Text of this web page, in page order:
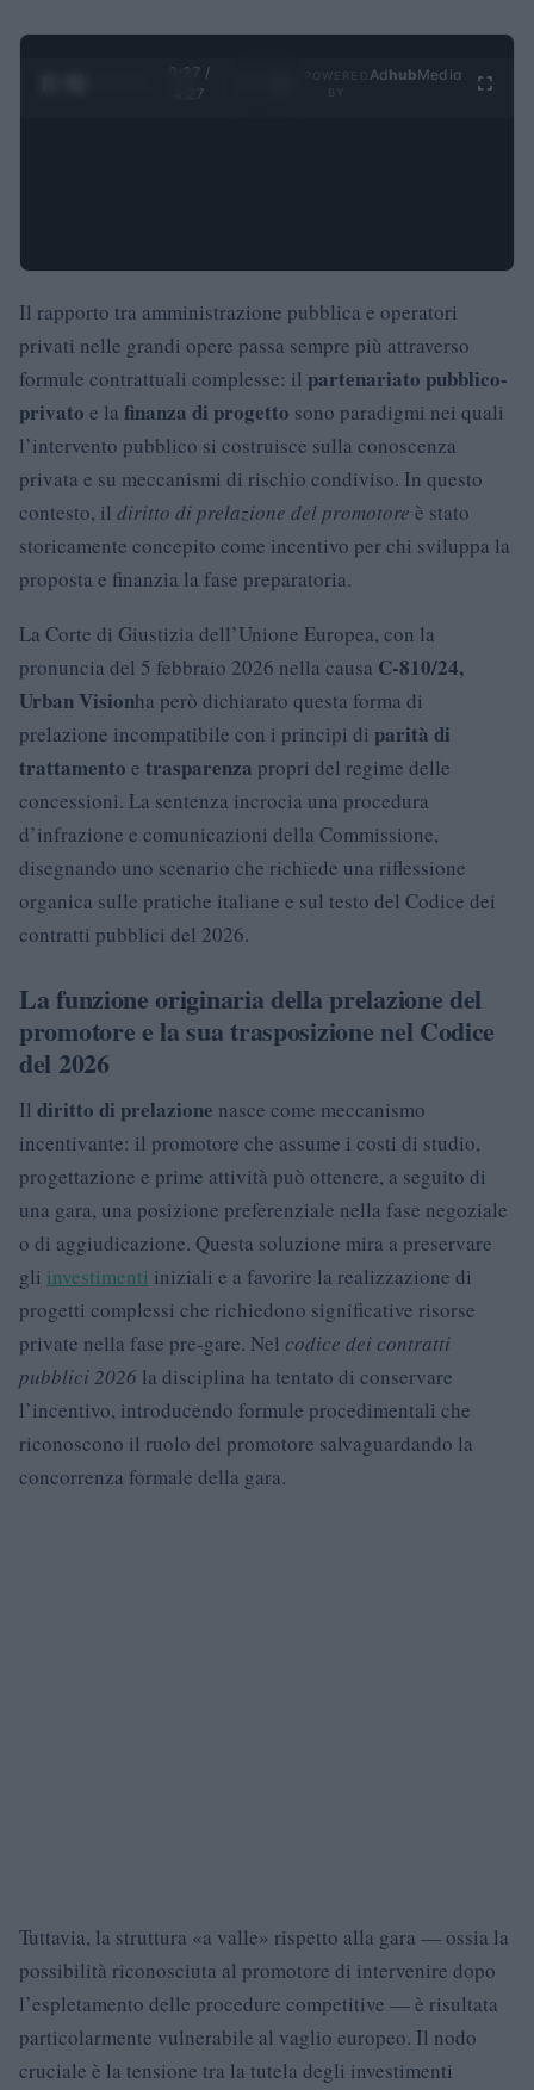
0:28 /
4:27
Ad hubMedia
Il rapporto tra amministrazione pubblica e operatori
privati nelle grandi opere passa sempre più attraverso
formule contrattuali complesse: il partenariato pubblico-
privato e la finanza di progetto sono paradigmi nei quali
l’intervento pubblico si costruisce sulla conoscenza
privata e su meccanismi di rischio condiviso. In questo
contesto, il diritto di prelazione del promotore è stato
storicamente concepito come incentivo per chi sviluppa la
proposta e finanzia la fase preparatoria.
La Corte di Giustizia dell’Unione Europea, con la
pronuncia del 5 febbraio 2026 nella causa C-810/24,
Urban Visionha però dichiarato questa forma di
prelazione incompatibile con i principi di parità di
trattamento e trasparenza propri del regime delle
concessioni. La sentenza incrocia una procedura
d’infrazione e comunicazioni della Commissione,
disegnando uno scenario che richiede una riflessione
organica sulle pratiche italiane e sul testo del Codice dei
contratti pubblici del 2026.
La funzione originaria della prelazione del
promotore e la sua trasposizione nel Codice
del 2026
Il diritto di prelazione nasce come meccanismo
incentivante: il promotore che assume i costi di studio,
progettazione e prime attività può ottenere, a seguito di
una gara, una posizione preferenziale nella fase negoziale
o di aggiudicazione. Questa soluzione mira a preservare
gli investimenti iniziali e a favorire la realizzazione di
progetti complessi che richiedono significative risorse
private nella fase pre-gare. Nel codice dei contratti
pubblici 2026 la disciplina ha tentato di conservare
l’incentivo, introducendo formule procedimentali che
riconoscono il ruolo del promotore salvaguardando la
concorrenza formale della gara.
Tuttavia, la struttura «a valle» rispetto alla gara — ossia la
possibilità riconosciuta al promotore di intervenire dopo
l’espletamento delle procedure competitive — è risultata
particolarmente vulnerabile al vaglio europeo. Il nodo
cruciale è la tensione tra la tutela degli investimenti